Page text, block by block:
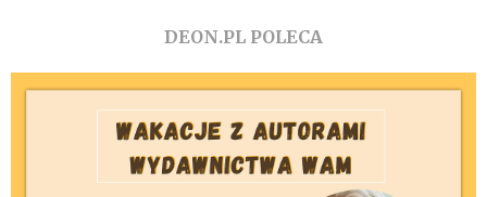
DEON.PL POLECA